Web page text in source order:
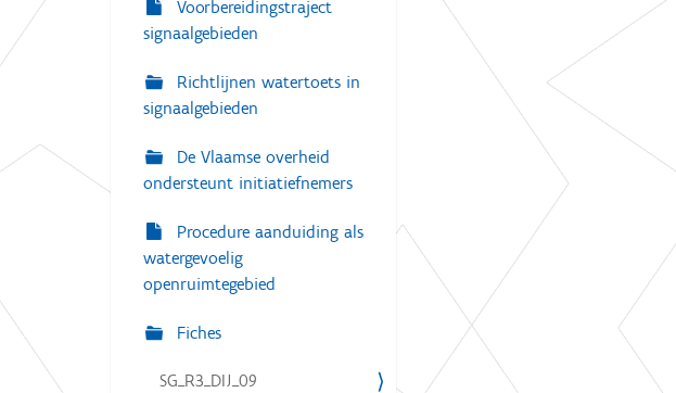
Voorbereidingstraject
signaalgebieden
Richtlijnen watertoets in
signaalgebieden
De Vlaamse overheid
ondersteunt initiatiefnemers
Procedure aanduiding als
watergevoelig
openruimtegebied
Fiches
SG_R3_DIJ_09